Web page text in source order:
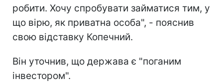
робити. Хочу спробувати займатися тим, у
що вірю, як приватна особа", - пояснив
свою відставку Копечний.
Він уточнив, що держава є "поганим
інвестором".